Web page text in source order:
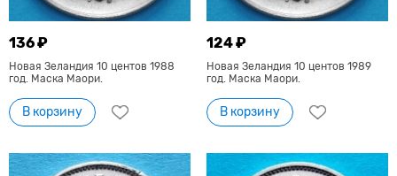
136 ₽
Новая Зеландия 10 центов 1988
год. Маска Маори.
В корзину
124 ₽
Новая Зеландия 10 центов 1989
год. Маска Маори.
В корзину